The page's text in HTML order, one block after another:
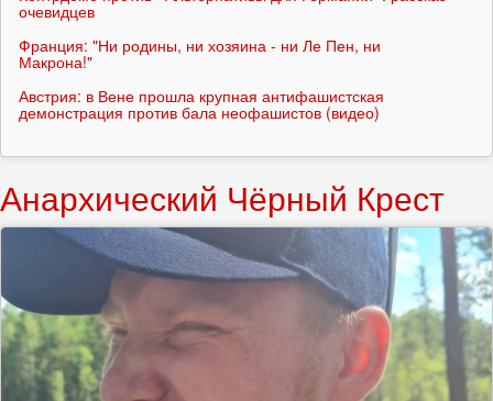
очевидцев
Франция: "Ни родины, ни хозяина - ни Ле Пен, ни
Макрона!"
Австрия: в Вене прошла крупная антифашистская
демонстрация против бала неофашистов (видео)
Анархический Чёрный Крест